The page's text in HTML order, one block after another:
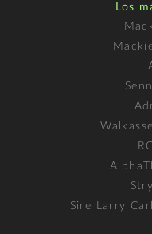
Los
Sire Larry